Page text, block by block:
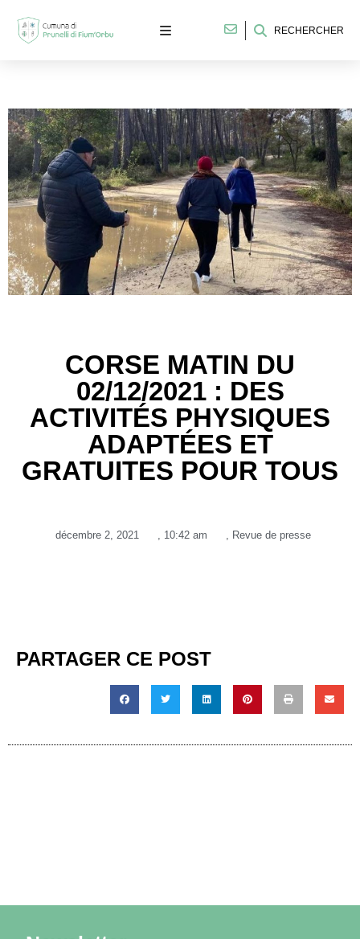
RECHERCHER
CORSE MATIN DU
02/12/2021 : DES
ACTIVITÉS PHYSIQUES
ADAPTÉES ET
GRATUITES POUR TOUS
décembre 2, 2021 10:42 am Revue de presse
PARTAGER CE POST